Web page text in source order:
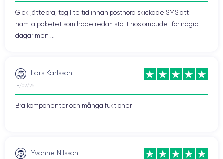
Gick jättebra, tog lite tid innan postnord skickade SMS att
hämta paketet som hade redan stått hos ombudet för några
dagar men ...
Lars Karlsson
18/02/26
Bra komponenter och många fuktioner
Yvonne Nilsson